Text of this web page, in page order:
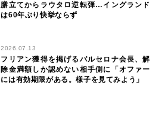
膳立てからラウタロ逆転弾…イングランド
は60年ぶり快挙ならず
2026.07.13
フリアン獲得を掲げるバルセロナ会長、解
除金満額しか認めない相手側に「オファー
には有効期限がある。様子を見てみよう」